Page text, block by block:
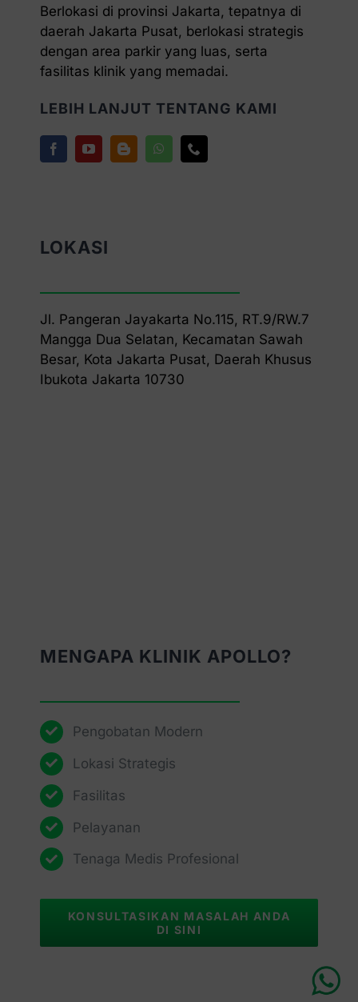
Berlokasi di provinsi Jakarta, tepatnya di
daerah Jakarta Pusat, berlokasi strategis
dengan area parkir yang luas, serta
fasilitas klinik yang memadai.
LEBIH LANJUT TENTANG KAMI
LOKASI
Jl. Pangeran Jayakarta No.115, RT.9/RW.7
Mangga Dua Selatan, Kecamatan Sawah
Besar, Kota Jakarta Pusat, Daerah Khusus
Ibukota Jakarta 10730
MENGAPA KLINIK APOLLO?
Pengobatan Modern
Lokasi Strategis
Fasilitas
Pelayanan
Tenaga Medis Profesional
KONSULTASIKAN MASALAH ANDA
DI SINI